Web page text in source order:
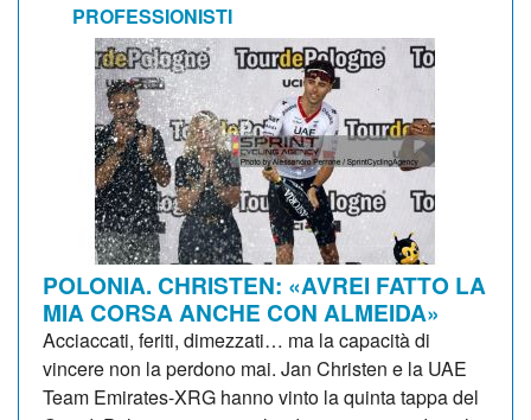
PROFESSIONISTI
POLONIA. CHRISTEN: «AVREI FATTO LA
MIA CORSA ANCHE CON ALMEIDA»
Acciaccati, feriti, dimezzati… ma la capacità di
vincere non la perdono mai. Jan Christen e la UAE
Team Emirates-XRG hanno vinto la quinta tappa del